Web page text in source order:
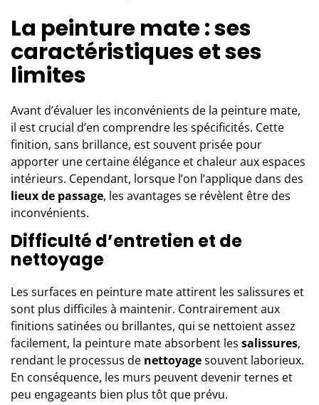
La peinture mate : ses
caractéristiques et ses
limites
Avant d’évaluer les inconvénients de la peinture mate,
il est crucial d’en comprendre les spécificités. Cette
finition, sans brillance, est souvent prisée pour
apporter une certaine élégance et chaleur aux espaces
intérieurs. Cependant, lorsque l’on l’applique dans des
lieux de passage, les avantages se révèlent être des
inconvénients.
Difficulté d’entretien et de
nettoyage
Les surfaces en peinture mate attirent les salissures et
sont plus difficiles à maintenir. Contrairement aux
finitions satinées ou brillantes, qui se nettoient assez
facilement, la peinture mate absorbent les salissures,
rendant le processus de nettoyagesouvent laborieux.
En conséquence, les murs peuvent devenir ternes et
peu engageants bien plus tôt que prévu.